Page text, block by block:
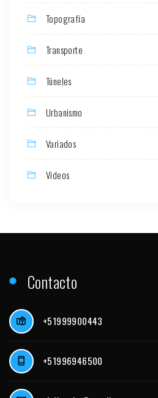
Topografía
Transporte
Túneles
Urbanismo
Variados
Videos
Contacto
+51999900443
+51996946500